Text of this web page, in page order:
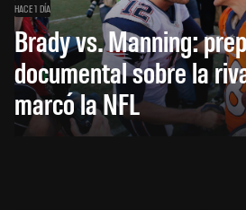
HACE 1 DÍA
Brady vs. Manning:
documental sobre la
marcó la NFL